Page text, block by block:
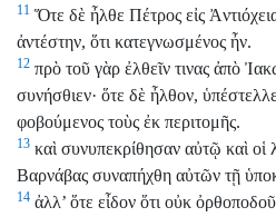
11 Ὅτε δὲ ἦλθε Πέτρος εἰς
ἀντέστην, ὅτι κατεγνωσμένος ἦν.
12 πρὸ τοῦ γὰρ ἐλθεῖν τινας ἀπὸ
συνήσθιεν· ὅτε δὲ ἦλθον,
φοβούμενος τοὺς ἐκ περιτομῆς.
13 καὶ συνυπεκρίθησαν αὐτῷ καὶ οἱ
Βαρνάβας συναπήχθη αὐτῶν τῇ
14 ἀλλ’ ὅτε εἶδον ὅτι οὐκ